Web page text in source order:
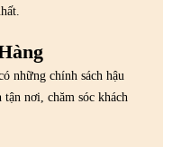
những chính sách hậu
nơi, chăm sóc khách